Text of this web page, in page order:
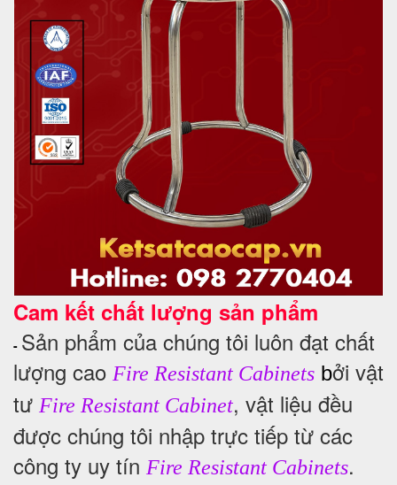
Cam kết chất lượng sản phẩm
- Sản phẩm của chúng tôi luôn đạt chất
lượng cao Fire Resistant Cabinets bởi vật
tư Fire Resistant Cabinet, vật liệu đều
được chúng tôi nhập trực tiếp từ các
công ty uy tín Fire Resistant Cabinets.